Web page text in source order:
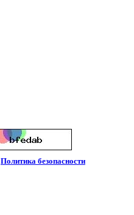
Политика безопасности